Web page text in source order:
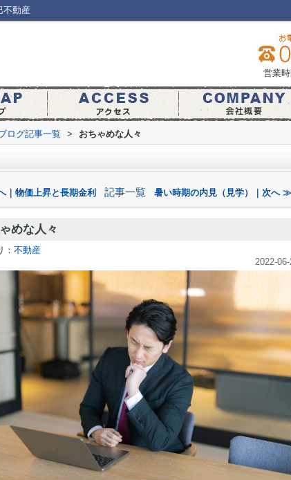
不動産
営業
ログ記事一覧 > おちゃめな人々
｜物価上昇と長期金利 記事一覧 暑い時期の内見（見学）｜次へ ≫
めな人々
： 不動産
2022-